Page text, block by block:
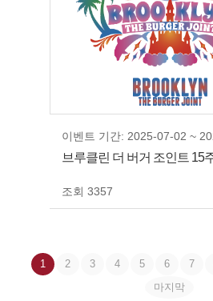
이벤트 기간: 2025-07-02 ~
브루클린 더 버거 조인트 15
조회 3357
1 2 3 4 5 6 7
마지막